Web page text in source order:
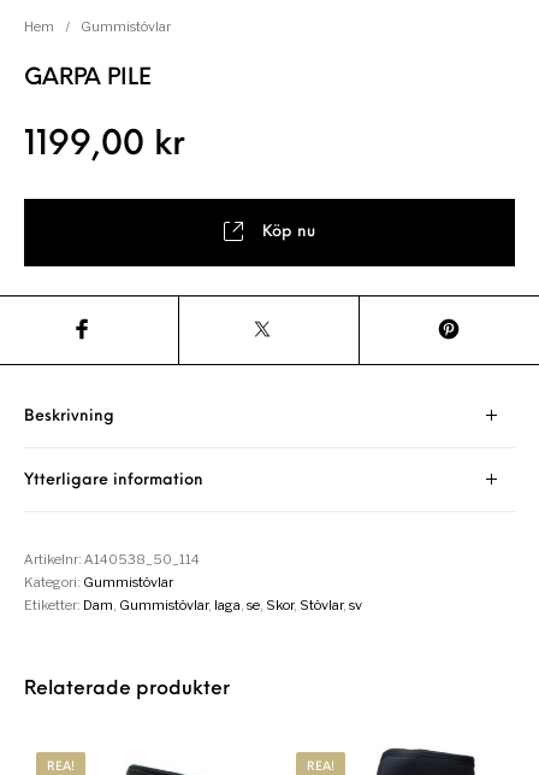
Hem / Gummistövlar
GARPA PILE
1199,00 kr
Köp nu
Beskrivning
Ytterligare information
Artikelnr:A140538_50_114
Kategori: Gummistövlar
Etiketter: Dam Gummistövlar, laga ,se Skor, Stövlar,sv
Relaterade produkter
REA! REA!